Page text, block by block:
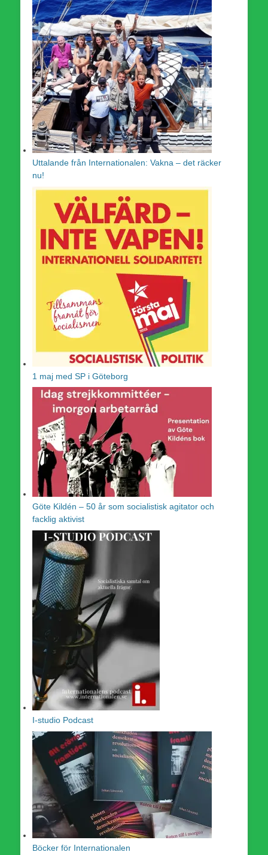
Uttalande från Internationalen: Vakna – det räcker
nu!
1 maj med SP i Göteborg
Göte Kildén – 50 år som socialistisk agitator och
facklig aktivist
I-studio Podcast
Böcker för Internationalen